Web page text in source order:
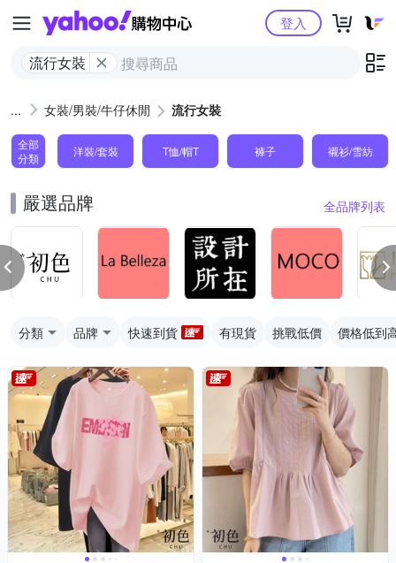
Yahoo購物中心
流行女裝
登入
女裝/男裝/牛仔休閒 流行女裝
全部
分類
洋裝/套裝 T恤/帽T 褲子 襯衫/雪紡
嚴選品牌 全品牌列表
分類 品牌 快速到貨 有現貨 挑戰低價 價格低到